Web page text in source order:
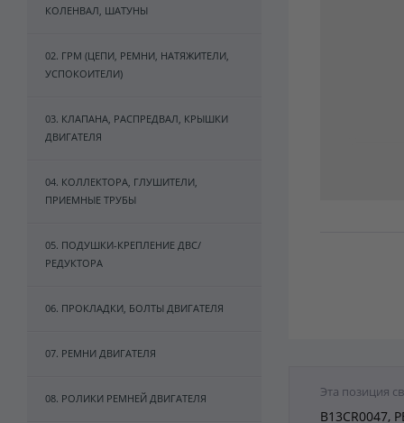
КОЛЕНВАЛ, ШАТУНЫ
02. ГРМ (ЦЕПИ, РЕМНИ, НАТЯЖИТЕЛИ,
УСПОКОИТЕЛИ)
03. КЛАПАНА, РАСПРЕДВАЛ, КРЫШКИ
ДВИГАТЕЛЯ
04. КОЛЛЕКТОРА, ГЛУШИТЕЛИ,
ПРИЕМНЫЕ ТРУБЫ
05. ПОДУШКИ-КРЕПЛЕНИЕ ДВС/
РЕДУКТОРА
06. ПРОКЛАДКИ, БОЛТЫ ДВИГАТЕЛЯ
07. РЕМНИ ДВИГАТЕЛЯ
08. РОЛИКИ РЕМНЕЙ ДВИГАТЕЛЯ Эта позиция
B13CR0047,